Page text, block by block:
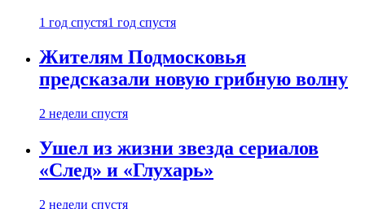
1 год спустя1 год спустя
Жителям Подмосковья
предсказали новую грибную волну
2 недели спустя
Ушел из жизни звезда сериалов
«След» и «Глухарь»
2 недели спустя